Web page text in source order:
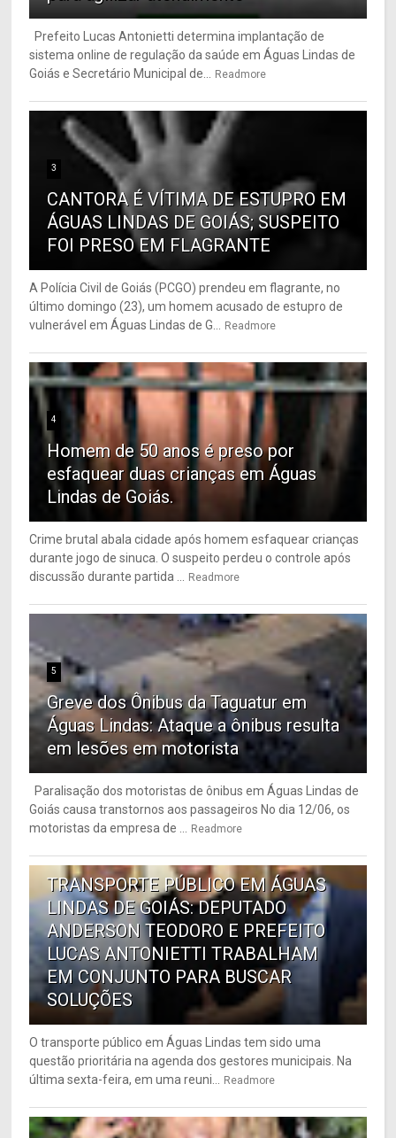
Prefeito Lucas Antonietti determina implantação de
sistema online de regulação da saúde em Águas Lindas de
Goiás e Secretário Municipal de... Readmore
3
CANTORA É VÍTIMA DE ESTUPRO EM
ÁGUAS LINDAS DE GOIÁS; SUSPEITO
FOI PRESO EM FLAGRANTE
A Polícia Civil de Goiás (PCGO) prendeu em flagrante, no
último domingo (23), um homem acusado de estupro de
vulnerável em Águas Lindas de G... Readmore
4
Homem de 50 anos é preso por
esfaquear duas crianças em Águas
Lindas de Goiás.
Crime brutal abala cidade após homem esfaquear crianças
durante jogo de sinuca. O suspeito perdeu o controle após
discussão durante partida ... Readmore
5
Greve dos Ônibus da Taguatur em
Águas Lindas: Ataque a ônibus resulta
em lesões em motorista
Paralisação dos motoristas de ônibus em Águas Lindas de
Goiás causa transtornos aos passageiros No dia 12/06, os
motoristas da empresa de ... Readmore
6
TRANSPORTE PÚBLICO EM ÁGUAS
LINDAS DE GOIÁS: DEPUTADO
ANDERSON TEODORO E PREFEITO
LUCAS ANTONIETTI TRABALHAM
EM CONJUNTO PARA BUSCAR
SOLUÇÕES
O transporte público em Águas Lindas tem sido uma
questão prioritária na agenda dos gestores municipais. Na
última sexta-feira, em uma reuni... Readmore